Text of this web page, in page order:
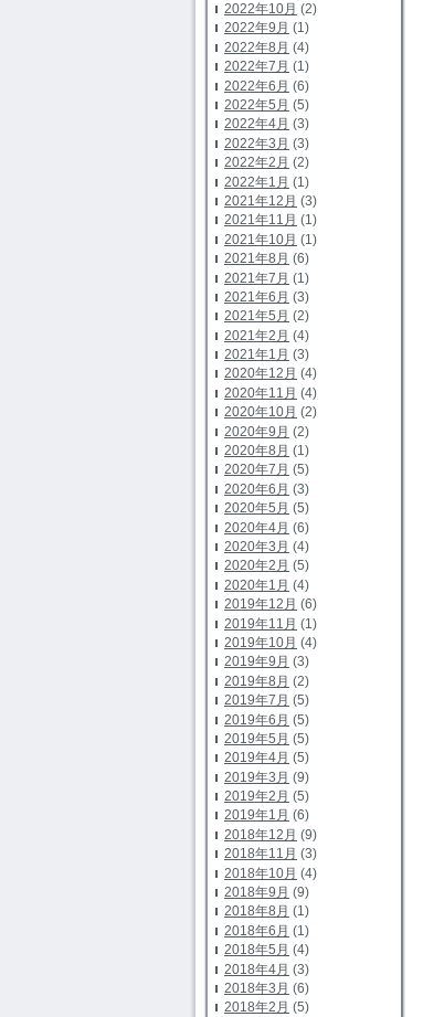
2022年10月 (2)
2022年9月 (1)
2022年8月 (4)
2022年7月 (1)
2022年6月 (6)
2022年5月 (5)
2022年4月 (3)
2022年3月 (3)
2022年2月 (2)
2022年1月 (1)
2021年12月 (3)
2021年11月 (1)
2021年10月 (1)
2021年8月 (6)
2021年7月 (1)
2021年6月 (3)
2021年5月 (2)
2021年2月 (4)
2021年1月 (3)
2020年12月 (4)
2020年11月 (4)
2020年10月 (2)
2020年9月 (2)
2020年8月 (1)
2020年7月 (5)
2020年6月 (3)
2020年5月 (5)
2020年4月 (6)
2020年3月 (4)
2020年2月 (5)
2020年1月 (4)
2019年12月 (6)
2019年11月 (1)
2019年10月 (4)
2019年9月 (3)
2019年8月 (2)
2019年7月 (5)
2019年6月 (5)
2019年5月 (5)
2019年4月 (5)
2019年3月 (9)
2019年2月 (5)
2019年1月 (6)
2018年12月 (9)
2018年11月 (3)
2018年10月 (4)
2018年9月 (9)
2018年8月 (1)
2018年6月 (1)
2018年5月 (4)
2018年4月 (3)
2018年3月 (6)
2018年2月 (5)